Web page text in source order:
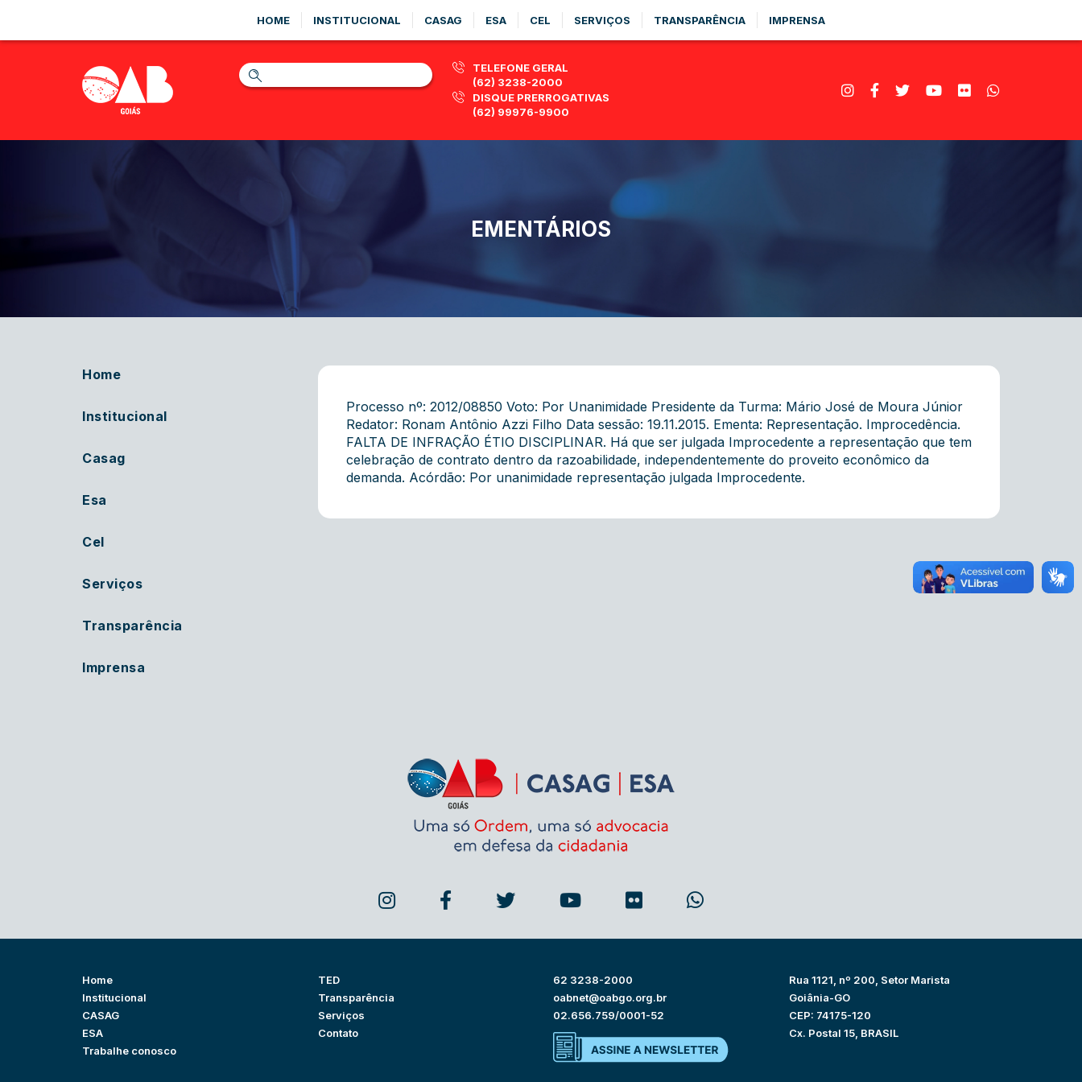
HOME INSTITUCIONAL CASAG ESA CEL SERVIÇOS TRANSPARÊNCIA IMPRENSA
TELEFONE GERAL
(62) 3238-2000
DISQUE PRERROGATIVAS
(62) 99976-9900
EMENTÁRIOS
Home
Institucional
Casag
Esa
Cel
Serviços
Transparência
Imprensa
Processo nº: 2012/08850 Voto: Por Unanimidade Presidente da Turma: Mário José de Moura Júnior
Redator: Ronam Antônio Azzi Filho Data sessão: 19.11.2015. Ementa: Representação. Improcedência.
FALTA DE INFRAÇÃO ÉTIO DISCIPLINAR. Há que ser julgada Improcedente a representação que tem
celebração de contrato dentro da razoabilidade, independentemente do proveito econômico da
demanda. Acórdão: Por unanimidade representação julgada Improcedente.
Home
Institucional
CASAG
ESA
Trabalhe conosco
TED
Transparência
Serviços
Contato
62 3238-2000
oabnet@oabgo.org.br
02.656.759/0001-52
Rua 1121, nº 200, Setor Marista
Goiânia-GO
CEP: 74175-120
Cx. Postal 15, BRASIL